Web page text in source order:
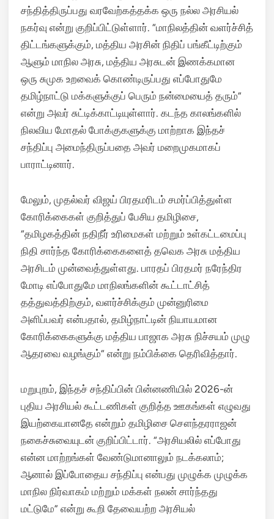
சந்தித்திருப்பது வரவேற்கத்தக்க ஒரு நல்ல அரசியல்
நகர்வு என்று குறிப்பிட்டுள்ளார். “மாநிலத்தின் வளர்ச்சித்
திட்டங்களுக்கும், மத்திய அரசின் நிதிப் பங்கீட்டிற்கும்
ஆளும் மாநில அரசு, மத்திய அரசுடன் இணக்கமான
ஒரு சுமுக உறவைக் கொண்டிருப்பது எப்போதுமே
தமிழ்நாட்டு மக்களுக்குப் பெரும் நன்மையைத் தரும்”
என்று அவர் சுட்டிக்காட்டியுள்ளார். கடந்த காலங்களில்
நிலவிய மோதல் போக்குகளுக்கு மாற்றாக இந்தச்
சந்திப்பு அமைந்திருப்பதை அவர் மறைமுகமாகப்
பாராட்டினார்.
மேலும், முதல்வர் விஜய் பிரதமரிடம் சமர்ப்பித்துள்ள
கோரிக்கைகள் குறித்துப் பேசிய தமிழிசை,
“தமிழகத்தின் நதிநீர் உரிமைகள் மற்றும் உள்கட்டமைப்பு
நிதி சார்ந்த கோரிக்கைகளைத் தவெக அரசு மத்திய
அரசிடம் முன்வைத்துள்ளது. பாரதப் பிரதமர் நரேந்திர
மோடி எப்போதுமே மாநிலங்களின் கூட்டாட்சித்
தத்துவத்திற்கும், வளர்ச்சிக்கும் முன்னுரிமை
அளிப்பவர் என்பதால், தமிழ்நாட்டின் நியாயமான
கோரிக்கைகளுக்கு மத்திய பாஜாக அரசு நிச்சயம் முழு
ஆதரவை வழங்கும்” என்று நம்பிக்கை தெரிவித்தார்.
மறுபுறம், இந்தச் சந்திப்பின் பின்னணியில் 2026-ன்
புதிய அரசியல் கூட்டணிகள் குறித்த ஊகங்கள் எழுவது
இயற்கையானதே என்றும் தமிழிசை சௌந்தரராஜன்
நகைச்சுவையுடன் குறிப்பிட்டார். “அரசியலில் எப்போது
என்ன மாற்றங்கள் வேண்டுமானாலும் நடக்கலாம்;
ஆனால் இப்போதைய சந்திப்பு என்பது முழுக்க முழுக்க
மாநில நிர்வாகம் மற்றும் மக்கள் நலன் சார்ந்தது
மட்டுமே” என்று கூறி தேவையற்ற அரசியல்